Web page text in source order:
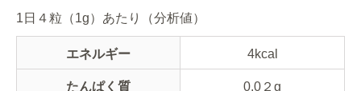
1日４粒（1g）あたり（分析値）
エネルギー 4kcal
たんぱく質 0.0２g